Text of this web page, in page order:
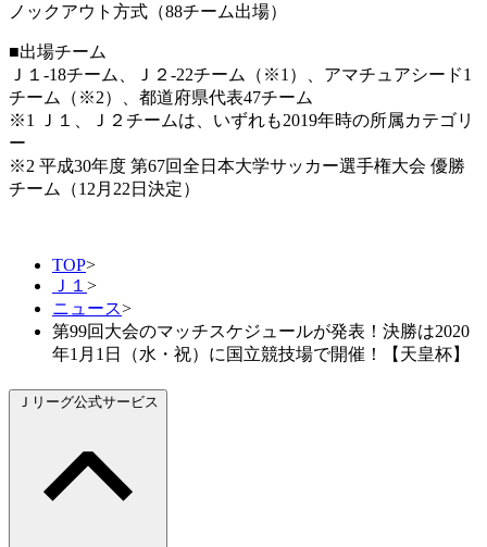
ノックアウト方式（88チーム出場）
■出場チーム
Ｊ１-18チーム、Ｊ２-22チーム（※1）、アマチュアシード1
チーム（※2）、都道府県代表47チーム
※1 Ｊ１、Ｊ２チームは、いずれも2019年時の所属カテゴリ
ー
※2 平成30年度 第67回全日本大学サッカー選手権大会 優勝
チーム（12月22日決定）
TOP>
Ｊ１ >
ニュース>
第99回大会のマッチスケジュールが発表！決勝は2020
年1月1日（水・祝）に国立競技場で開催！【天皇杯】
Ｊリーグ公式サービス